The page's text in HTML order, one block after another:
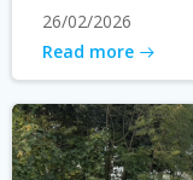
26/02/2026
Read more